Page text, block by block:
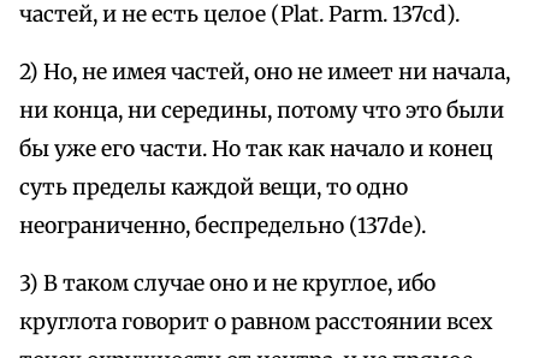
частей, и не есть целое (Plat. Parm. 137cd).
2) Но, не имея частей, оно не имеет ни начала,
ни конца, ни середины, потому что это были
бы уже его части. Но так как начало и конец
суть пределы каждой вещи, то одно
неограниченно, беспредельно (137de).
3) В таком случае оно и не круглое, ибо
круглота говорит о равном расстоянии всех